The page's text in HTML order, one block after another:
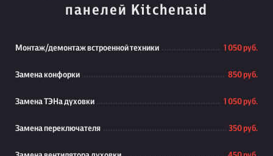
панелей Kitchenaid
Монтаж/демонтаж встроенной техники 1 050 руб.
Замена конфорки 850 руб.
Замена ТЭНа духовки 1 050 руб.
Замена переключателя 350 руб.